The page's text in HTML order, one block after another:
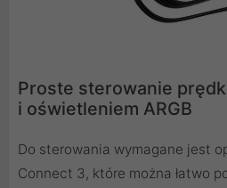
Proste sterowanie
i oświetleniem ARGB
Do sterowania wymagane jest
Connect 3, które można łatwo